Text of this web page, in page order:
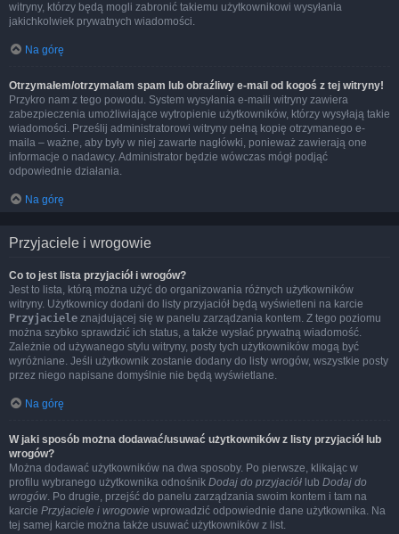
witryny, którzy będą mogli zabronić takiemu użytkownikowi wysyłania
jakichkolwiek prywatnych wiadomości.
Na górę
Otrzymałem/otrzymałam spam lub obraźliwy e-mail od kogoś z tej witryny!
Przykro nam z tego powodu. System wysyłania e-maili witryny zawiera
zabezpieczenia umożliwiające wytropienie użytkowników, którzy wysyłają takie
wiadomości. Prześlij administratorowi witryny pełną kopię otrzymanego e-
maila – ważne, aby były w niej zawarte nagłówki, ponieważ zawierają one
informacje o nadawcy. Administrator będzie wówczas mógł podjąć
odpowiednie działania.
Na górę
Przyjaciele i wrogowie
Co to jest lista przyjaciół i wrogów?
Jest to lista, którą można użyć do organizowania różnych użytkowników
witryny. Użytkownicy dodani do listy przyjaciół będą wyświetleni na karcie
Przyjaciele znajdującej się w panelu zarządzania kontem. Z tego poziomu
można szybko sprawdzić ich status, a także wysłać prywatną wiadomość.
Zależnie od używanego stylu witryny, posty tych użytkowników mogą być
wyróżniane. Jeśli użytkownik zostanie dodany do listy wrogów, wszystkie posty
przez niego napisane domyślnie nie będą wyświetlane.
Na górę
W jaki sposób można dodawać/usuwać użytkowników z listy przyjaciół lub
wrogów?
Można dodawać użytkowników na dwa sposoby. Po pierwsze, klikając w
profilu wybranego użytkownika odnośnik Dodaj do przyjaciół lub Dodaj do
wrogów. Po drugie, przejść do panelu zarządzania swoim kontem i tam na
karcie Przyjaciele i wrogowie wprowadzić odpowiednie dane użytkownika. Na
tej samej karcie można także usuwać użytkowników z list.